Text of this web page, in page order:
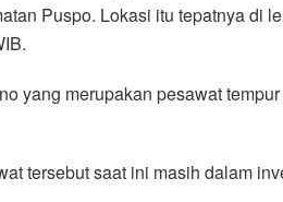
Puspo. Lokasi itu tepatnya di
yang merupakan pesawat
tersebut saat ini masih dalam